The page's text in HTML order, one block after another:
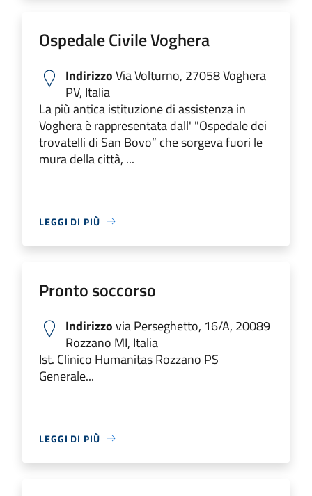
Ospedale Civile Voghera
IndirizzoVia Volturno, 27058 Voghera
PV, Italia
La più antica istituzione di assistenza in
Voghera è rappresentata dall' "Ospedale dei
trovatelli di San Bovo” che sorgeva fuori le
mura della città, ...
LEGGI DI PIÙ
Pronto soccorso
Indirizzovia Perseghetto, 16/A, 20089
Rozzano MI, Italia
Ist. Clinico Humanitas Rozzano PS
Generale...
LEGGI DI PIÙ